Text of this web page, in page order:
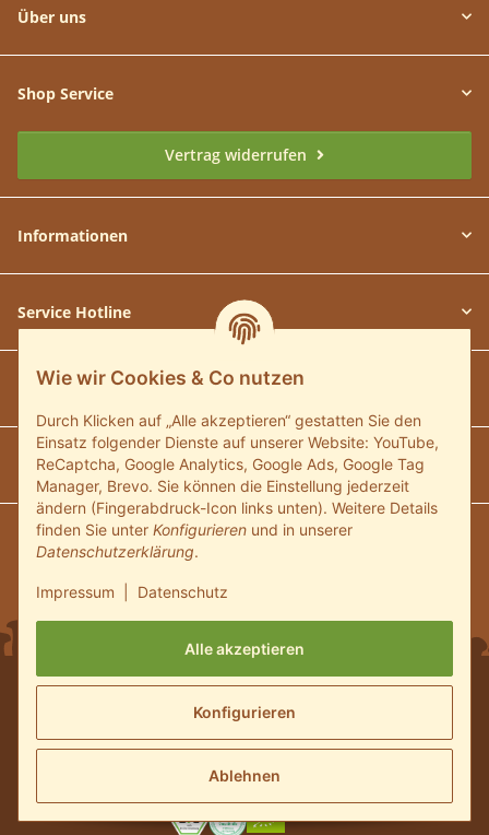
Alle akzeptieren
Konfigurieren
Ablehnen
Wie wir Cookies & Co nutzen
Durch Klicken auf „Alle akzeptieren“ gestatten Sie den
Einsatz folgender Dienste auf unserer Website: YouTube,
ReCaptcha, Google Analytics, Google Ads, Google Tag
Manager, Brevo. Sie können die Einstellung jederzeit
ändern (Fingerabdruck-Icon links unten). Weitere Details
finden Sie unter Konfigurieren und in unserer
Datenschutzerklärung.
Impressum Datenschutz
Über uns
Shop Service
Vertrag widerrufen
Informationen
Service Hotline
Unsere Communitys
Unsere Zahlungsarten
Wir versenden mit:
Nachnahmegebühren, wenn nicht anders beschrieben
© 2024 Pilzmaennchen.de Shop - Alle Rechte vorbehalten.Powered by